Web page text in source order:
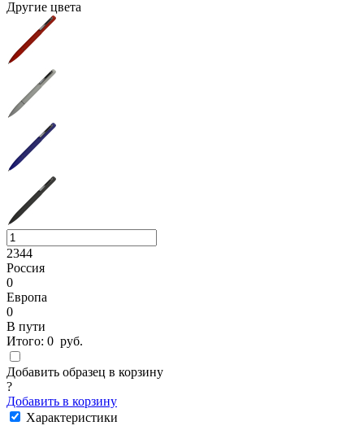
Другие цвета
2344
Россия
0
Европа
0
В пути
Итого: 0 руб.
Добавить образец в корзину
?
Добавить в корзину
Характеристики